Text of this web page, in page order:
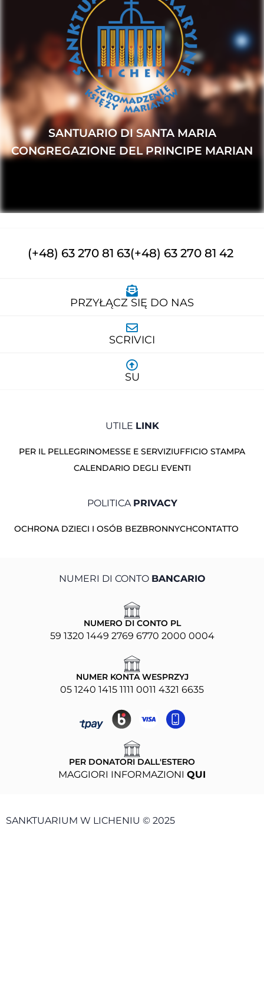
SANTUARIO DI SANTA MARIA
CONGREGAZIONE DEL PRINCIPE MARIAN
(+48) 63 270 81 63(+48) 63 270 81 42
PRZYŁĄCZ SIĘ DO NAS
SCRIVICI
SU
UTILE LINK
PER IL PELLEGRINOMESSE E SERVIZIUFFICIO STAMPA
CALENDARIO DEGLI EVENTI
POLITICA PRIVACY
OCHRONA DZIECI I OSÓB BEZBRONNYCHCONTATTO
NUMERI DI CONTO BANCARIO
NUMERO DI CONTO PL
59 1320 1449 2769 6770 2000 0004
NUMER KONTA WESPRZYJ
05 1240 1415 1111 0011 4321 6635
PER DONATORI DALL'ESTERO
MAGGIORI INFORMAZIONI QUI
SANKTUARIUM W LICHENIU © 2025